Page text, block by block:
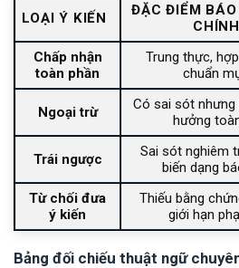
Câu hỏi thường gặp về ý
Ý kiến kiểm toán ngoại
Qualified Opinion có phải
Ý kiến chấp nhận toàn
Ý kiến trái ngược khác gì
Khi nào kiểm toán viên từ
Ý kiến kiểm toán nào tốt
Kết luận
LOẠI Ý KIẾN
ĐẶC ĐIỂM
CHÍNH
Chấp nhận
toàn phần
Trung thực,
chuẩn
Ngoại trừ
Có sai sót nhưng
hưởng
Trái ngược
Sai sót nghiêm
biến dạng
Từ chối đưa
ý kiến
Thiếu bằng
giới hạn
Bảng đối chiếu thuật ngữ